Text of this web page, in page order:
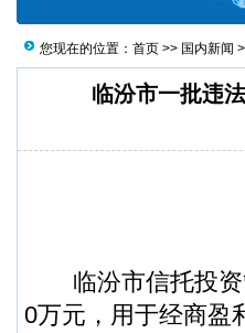
您现在的位置： 首页 >> 国内新闻
临汾市一批违
临汾市信托投资
0万元，用于经商盈